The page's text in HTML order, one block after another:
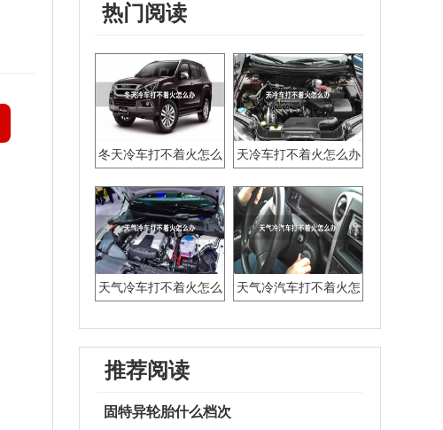
热门阅读
冬天冷车打不着火怎么
天冷车打不着火怎么办
天气冷车打不着火怎么
天气冷汽车打不着火怎
推荐阅读
固特异轮胎什么档次